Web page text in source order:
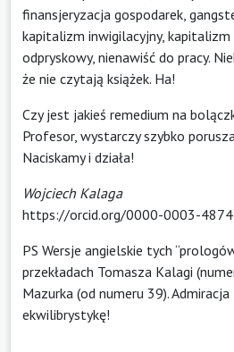
finansjeryzacja gospodarek,
kapitalizm inwigilacyjny,
odpryskowy, nienawiść do pracy.
że nie czytają książek. Ha!
Czy jest jakieś remedium na
Profesor, wystarczy szybko
Naciskamy i działa!
Wojciech Kalaga
https://orcid.org/0000-0003-
PS Wersje angielskie tych
przekładach Tomasza Kalagi
Mazurka (od numeru 39).
ekwilibrystykę!